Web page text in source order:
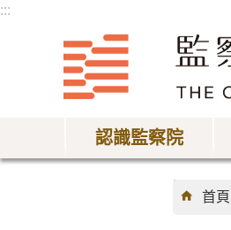
:::
認識監察院
:::
首頁